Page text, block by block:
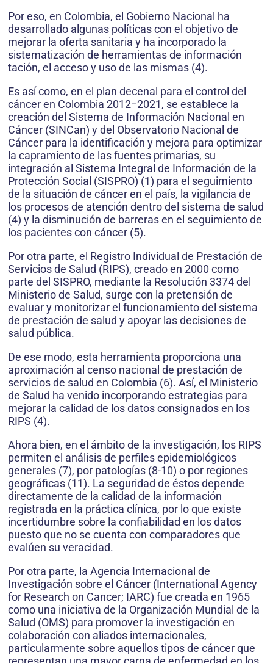
Por eso, en Colombia, el Gobierno Nacional ha
desarrollado algunas políticas con el objetivo de
mejorar la oferta sanitaria y ha incorporado la
sistematización de herramientas de información
tación, el acceso y uso de las mismas (4).
Es así como, en el plan decenal para el control del
cáncer en Colombia 2012−2021, se establece la
creación del Sistema de Información Nacional en
Cáncer (SINCan) y del Observatorio Nacional de
Cáncer para la identificación y mejora para optimizar
la capramiento de las fuentes primarias, su
integración al Sistema Integral de Información de la
Protección Social (SISPRO) (1) para el seguimiento
de la situación de cáncer en el país, la vigilancia de
los procesos de atención dentro del sistema de salud
(4) y la disminución de barreras en el seguimiento de
los pacientes con cáncer (5).
Por otra parte, el Registro Individual de Prestación de
Servicios de Salud (RIPS), creado en 2000 como
parte del SISPRO, mediante la Resolución 3374 del
Ministerio de Salud, surge con la pretensión de
evaluar y monitorizar el funcionamiento del sistema
de prestación de salud y apoyar las decisiones de
salud pública.
De ese modo, esta herramienta proporciona una
aproximación al censo nacional de prestación de
servicios de salud en Colombia (6). Así, el Ministerio
de Salud ha venido incorporando estrategias para
mejorar la calidad de los datos consignados en los
RIPS (4).
Ahora bien, en el ámbito de la investigación, los RIPS
permiten el análisis de perfiles epidemiológicos
generales (7), por patologías (8-10) o por regiones
geográficas (11). La seguridad de éstos depende
directamente de la calidad de la información
registrada en la práctica clínica, por lo que existe
incertidumbre sobre la confiabilidad en los datos
puesto que no se cuenta con comparadores que
evalúen su veracidad.
Por otra parte, la Agencia Internacional de
Investigación sobre el Cáncer (International Agency
for Research on Cancer; IARC) fue creada en 1965
como una iniciativa de la Organización Mundial de la
Salud (OMS) para promover la investigación en
colaboración con aliados internacionales,
particularmente sobre aquellos tipos de cáncer que